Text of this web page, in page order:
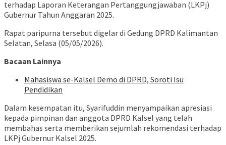
terhadap Laporan Keterangan Pertanggungjawaban (LKPj)
Gubernur Tahun Anggaran 2025.
Rapat paripurna tersebut digelar di Gedung DPRD Kalimantan
Selatan, Selasa (05/05/2026).
Bacaan Lainnya
Mahasiswa se-Kalsel Demo di DPRD, Soroti Isu
Pendidikan
Dalam kesempatan itu, Syarifuddin menyampaikan apresiasi
kepada pimpinan dan anggota DPRD Kalsel yang telah
membahas serta memberikan sejumlah rekomendasi terhadap
LKPj Gubernur Kalsel 2025.